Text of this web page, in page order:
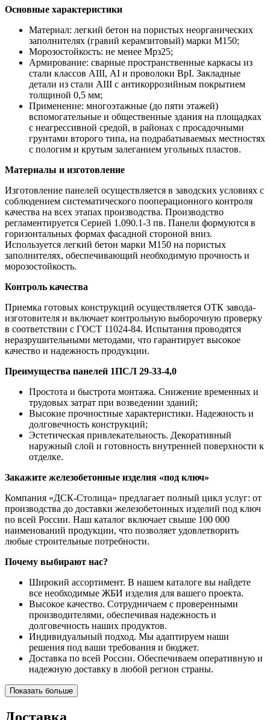
Основные характеристики
Материал: легкий бетон на пористых неорганических
заполнителях (гравий керамзитовый) марки М150;
Морозостойкость: не менее Мрз25;
Армирование: сварные пространственные каркасы из
стали классов АIII, АI и проволоки ВрI. Закладные
детали из стали АIII с антикоррозийным покрытием
толщиной 0,5 мм;
Применение: многоэтажные (до пяти этажей)
вспомогательные и общественные здания на площадках
с неагрессивной средой, в районах с просадочными
грунтами второго типа, на подрабатываемых местностях
с пологим и крутым залеганием угольных пластов.
Материалы и изготовление
Изготовление панелей осуществляется в заводских условиях с
соблюдением систематического пооперационного контроля
качества на всех этапах производства. Производство
регламентируется Серией 1.090.1-3 пв. Панели формуются в
горизонтальных формах фасадной стороной вниз.
Используется легкий бетон марки М150 на пористых
заполнителях, обеспечивающий необходимую прочность и
морозостойкость.
Контроль качества
Приемка готовых конструкций осуществляется ОТК завода-
изготовителя и включает контрольную выборочную проверку
в соответствии с ГОСТ 11024-84. Испытания проводятся
неразрушительными методами, что гарантирует высокое
качество и надежность продукции.
Преимущества панелей 1ПСЛ 29-33-4,0
Простота и быстрота монтажа. Снижение временных и
трудовых затрат при возведении зданий;
Высокие прочностные характеристики. Надежность и
долговечность конструкций;
Эстетическая привлекательность. Декоративный
наружный слой и готовность внутренней поверхности к
отделке.
Закажите железобетонные изделия «под ключ»
Компания «ДСК-Столица» предлагает полный цикл услуг: от
производства до доставки железобетонных изделий под ключ
по всей России. Наш каталог включает свыше 100 000
наименований продукции, что позволяет удовлетворить
любые строительные потребности.
Почему выбирают нас?
Широкий ассортимент. В нашем каталоге вы найдете
все необходимые ЖБИ изделия для вашего проекта.
Высокое качество. Сотрудничаем с проверенными
производителями, обеспечивая надежность и
долговечность наших продуктов.
Индивидуальный подход. Мы адаптируем наши
решения под ваши требования и бюджет.
Доставка по всей России. Обеспечиваем оперативную и
надежную доставку в любой регион страны.
Показать больше
Доставка